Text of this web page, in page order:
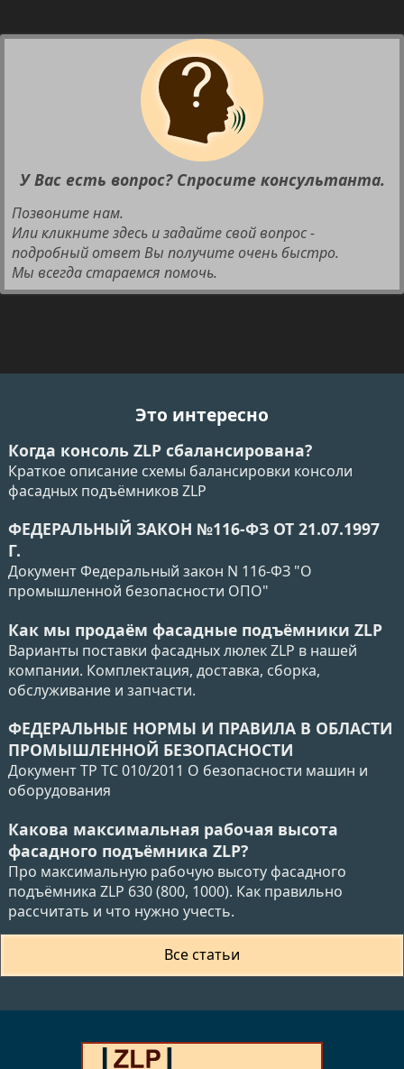
У Вас есть вопрос? Спросите консультанта.
Позвоните нам.
Или кликните здесь и задайте свой вопрос -
подробный ответ Вы получите очень быстро.
Мы всегда стараемся помочь.
Это интересно
Когда консоль ZLP сбалансирована?
Краткое описание схемы балансировки консоли
фасадных подъёмников ZLP
ФЕДЕРАЛЬНЫЙ ЗАКОН №116-ФЗ ОТ 21.07.1997
Г.
Документ Федеральный закон N 116-ФЗ "О
промышленной безопасности ОПО"
Как мы продаём фасадные подъёмники ZLP
Варианты поставки фасадных люлек ZLP в нашей
компании. Комплектация, доставка, сборка,
обслуживание и запчасти.
ФЕДЕРАЛЬНЫЕ НОРМЫ И ПРАВИЛА В ОБЛАСТИ
ПРОМЫШЛЕННОЙ БЕЗОПАСНОСТИ
Документ ТР ТС 010/2011 О безопасности машин и
оборудования
Какова максимальная рабочая высота
фасадного подъёмника ZLP?
Про максимальную рабочую высоту фасадного
подъёмника ZLP 630 (800, 1000). Как правильно
рассчитать и что нужно учесть.
Все статьи